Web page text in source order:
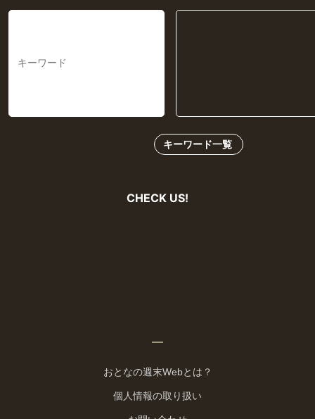
CHECK US!
個人情報の取り扱い
お問い合わせ
運営会社
広告掲載